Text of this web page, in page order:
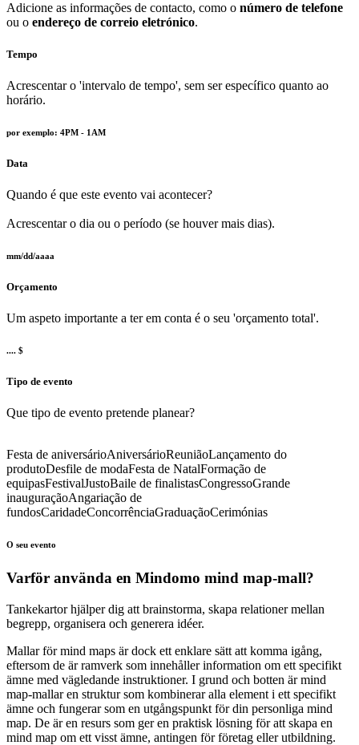
Adicione as informações de contacto, como o número de telefone
ou o endereço de correio eletrónico.
Tempo
Acrescentar o 'intervalo de tempo', sem ser específico quanto ao
horário.
por exemplo: 4PM - 1AM
Data
Quando é que este evento vai acontecer?
Acrescentar o dia ou o período (se houver mais dias).
mm/dd/aaaa
Orçamento
Um aspeto importante a ter em conta é o seu 'orçamento total'.
.... $
Tipo de evento
Que tipo de evento pretende planear?
Festa de aniversárioAniversárioReuniãoLançamento do
produtoDesfile de modaFesta de NatalFormação de
equipasFestivalJustoBaile de finalistasCongressoGrande
inauguraçãoAngariação de
fundosCaridadeConcorrênciaGraduaçãoCerimónias
O seu evento
Varför använda en Mindomo mind map-mall?
Tankekartor hjälper dig att brainstorma, skapa relationer mellan
begrepp, organisera och generera idéer.
Mallar för mind maps är dock ett enklare sätt att komma igång,
eftersom de är ramverk som innehåller information om ett specifikt
ämne med vägledande instruktioner. I grund och botten är mind
map-mallar en struktur som kombinerar alla element i ett specifikt
ämne och fungerar som en utgångspunkt för din personliga mind
map. De är en resurs som ger en praktisk lösning för att skapa en
mind map om ett visst ämne, antingen för företag eller utbildning.